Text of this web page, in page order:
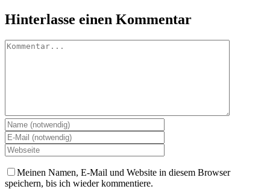
Hinterlasse einen Kommentar
Kommentar
Meinen Namen, E-Mail und Website in diesem Browser
speichern, bis ich wieder kommentiere.